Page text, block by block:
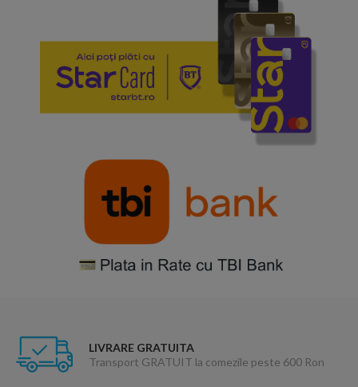
LIVRARE GRATUITA
Transport GRATUIT la comezile peste 600 Ron